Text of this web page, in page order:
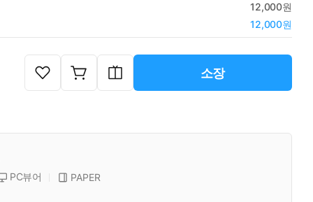
12,000원
12,000원
소장
PC뷰어
PAPER